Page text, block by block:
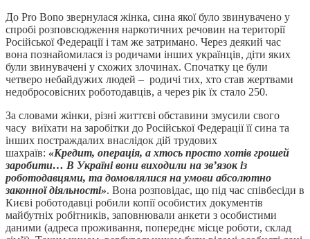
До Pro Bono звернулася жінка, сина якої було звинувачено у
спробі розповсюдження наркотичних речовин на території
Російської Федерації і там же затримано. Через деякий час
вона познайомилася із родичами інших українців, діти яких
були звинувачені у схожих злочинах. Спочатку це були
четверо небайдужих людей – родичі тих, хто став жертвами
недобросовісних роботодавців, а через рік їх стало 250.
За словами жінки, різні життєві обставини змусили свого
часу виїхати на заробітки до Російської Федерації її сина та
інших постраждалих внаслідок дій трудових
шахраїв: «Кредит, операція, а хтось просто хотів грошей
заробити… В Україні вони виходили на зв’язок із
роботодавцями, та домовлялися на умови абсолютно
законної діяльності». Вона розповідає, що під час співбесіди в
Києві роботодавці робили копії особистих документів
майбутніх робітників, заповнювали анкети з особистими
даними (адреса проживання, попереднє місце роботи, склад